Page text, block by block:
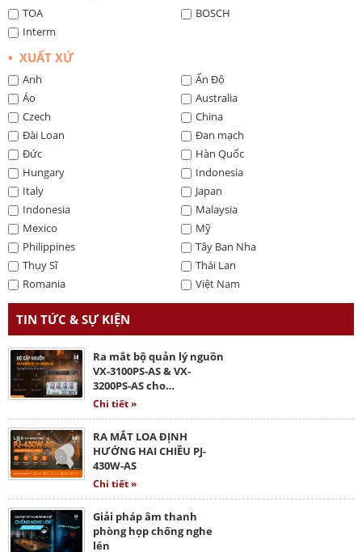
TOA
BOSCH
Interm
• XUẤT XỨ
Anh
Ấn Độ
Áo
Australia
Czech
China
Đài Loan
Đan mạch
Đức
Hàn Quốc
Hungary
Indonesia
Italy
Japan
Indonesia
Malaysia
Mexico
Mỹ
Philippines
Tây Ban Nha
Thụy Sĩ
Thái Lan
Romania
Việt Nam
TIN TỨC & SỰ KIỆN
Ra mắt bộ quản lý nguồn
VX-3100PS-AS & VX-
3200PS-AS cho…
Chi tiết »
RA MẮT LOA ĐỊNH
HƯỚNG HAI CHIỀU PJ-
430W-AS
Chi tiết »
Giải pháp âm thanh
phòng họp chống nghe
lén